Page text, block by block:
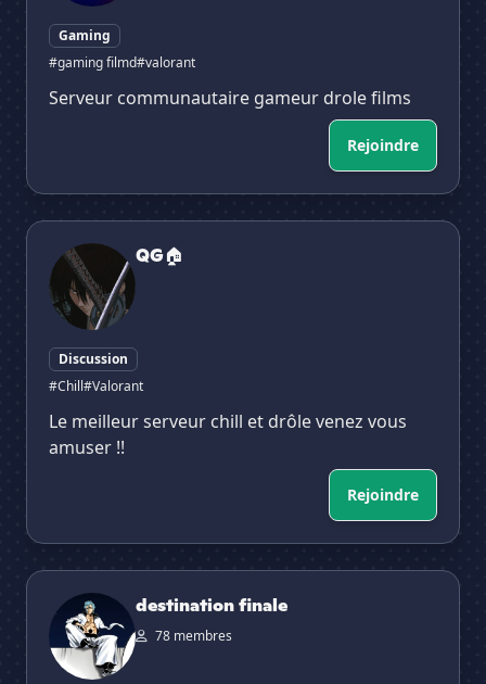
Gaming
#gaming filmd#valorant
Serveur communautaire gameur drole films
Rejoindre
QG🏠
QG🏠
Discussion
#Chill#Valorant
Le meilleur serveur chill et drôle venez vous
amuser !!
Rejoindre
destination finale
destination finale
78 membres